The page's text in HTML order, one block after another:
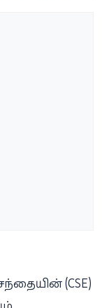
சந்தையின் (CSE)